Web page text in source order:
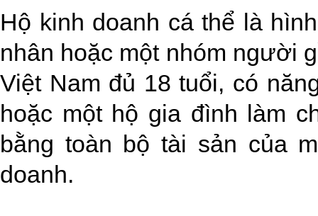
Hộ kinh doanh cá thể là
nhân hoặc một nhóm người
Việt Nam đủ 18 tuổi, có
hoặc một hộ gia đình làm
bằng toàn bộ tài sản của
doanh.